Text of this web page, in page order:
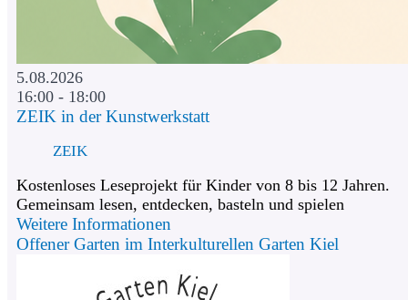
5.08.2026
16:00 - 18:00
ZEIK in der Kunstwerkstatt
ZEIK
Kostenloses Leseprojekt für Kinder von 8 bis 12 Jahren.
Gemeinsam lesen, entdecken, basteln und spielen
Weitere Informationen
Offener Garten im Interkulturellen Garten Kiel